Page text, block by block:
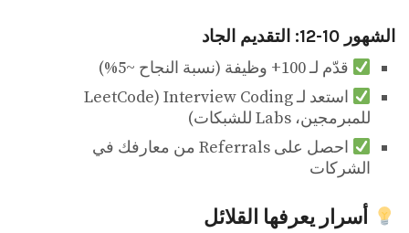
الشهور 10-12: التقديم الجاد
قدّم لـ 100+ وظيفة (نسبة النجاح ~5%)
استعد لـ Interview Coding (LeetCode
للمبرمجين، Labs للشبكات)
احصل على Referrals من معارفك في
الشركات
أسرار يعرفها القلائل